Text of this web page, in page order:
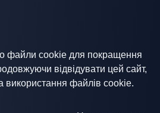
файли cookie для покращення
відвідувати цей сайт,
використання файлів cookie.